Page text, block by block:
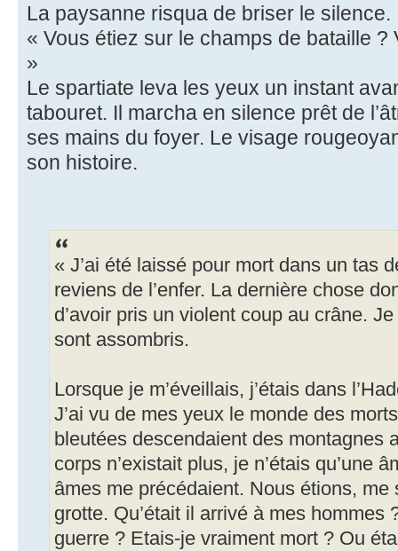
La paysanne risqua de briser le silence.
« Vous étiez sur le champs de bataille
»
Le spartiate leva les yeux un instant
tabouret. Il marcha en silence prêt de
ses mains du foyer. Le visage
son histoire.
« J’ai été laissé pour mort dans un tas
reviens de l’enfer. La dernière chose
d’avoir pris un violent coup au crâne.
sont assombris.
Lorsque je m’éveillais, j’étais dans
J’ai vu de mes yeux le monde des
bleutées descendaient des montagnes
corps n’existait plus, je n’étais qu’une
âmes me précédaient. Nous étions, me
grotte. Qu’était il arrivé à mes hommes
guerre ? Etais-je vraiment mort ? Ou